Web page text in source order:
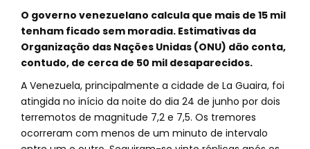
O governo venezuelano calcula que mais de 15 mil
tenham ficado sem moradia. Estimativas da
Organização das Nações Unidas (ONU) dão conta,
contudo, de cerca de 50 mil desaparecidos.
A Venezuela, principalmente a cidade de La Guaira, foi
atingida no início da noite do dia 24 de junho por dois
terremotos de magnitude 7,2 e 7,5. Os tremores
ocorreram com menos de um minuto de intervalo